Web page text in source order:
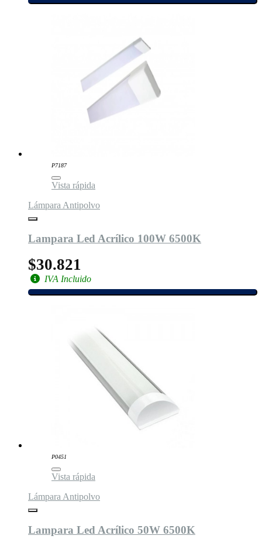
P7187
Vista rápida
Lámpara Antipolvo
Lampara Led Acrílico 100W 6500K
$30.821
IVA Incluido
P0451
Vista rápida
Lámpara Antipolvo
Lampara Led Acrílico 50W 6500K